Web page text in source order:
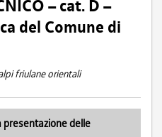
– cat. D –
del Comune di
friulane orientali
presentazione delle